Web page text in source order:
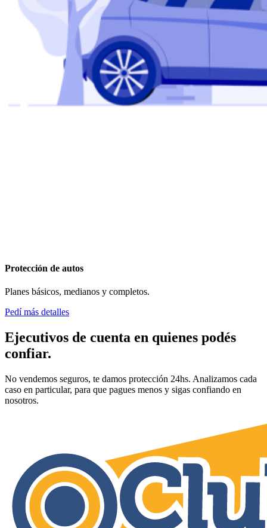
Protección de autos
Planes básicos, medianos y completos.
Pedí más detalles
Ejecutivos de cuenta en quienes podés
confiar.
No vendemos seguros, te damos protección 24hs. Analizamos cada
caso en particular, para que pagues menos y sigas confiando en
nosotros.